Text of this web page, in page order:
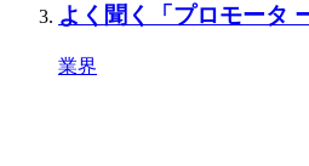
よく聞く「プロモータ
業界